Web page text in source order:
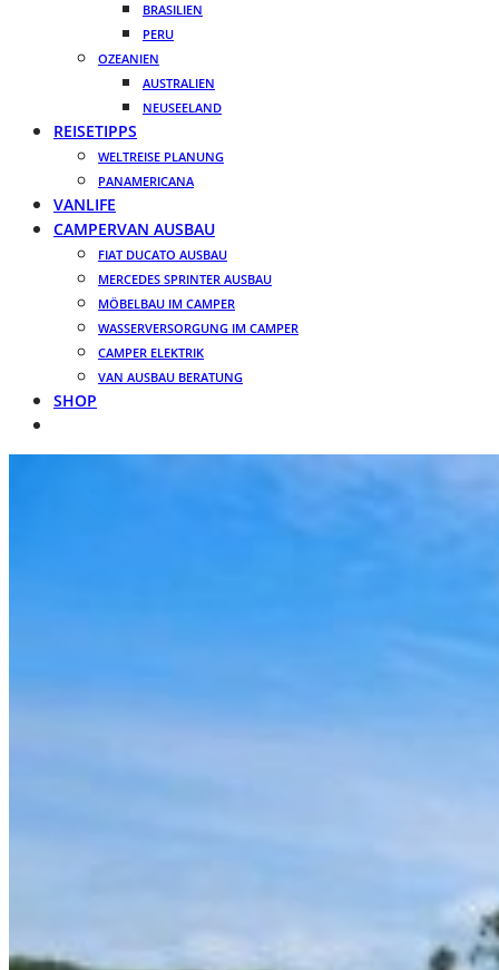
BRASILIEN
PERU
OZEANIEN
AUSTRALIEN
NEUSEELAND
REISETIPPS
WELTREISE PLANUNG
PANAMERICANA
VANLIFE
CAMPERVAN AUSBAU
FIAT DUCATO AUSBAU
MERCEDES SPRINTER AUSBAU
MÖBELBAU IM CAMPER
WASSERVERSORGUNG IM CAMPER
CAMPER ELEKTRIK
VAN AUSBAU BERATUNG
SHOP